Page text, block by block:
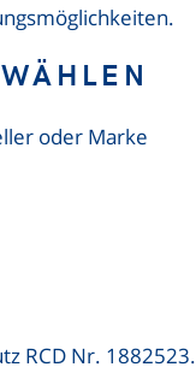
oder Marke
RCD Nr. 1882523.